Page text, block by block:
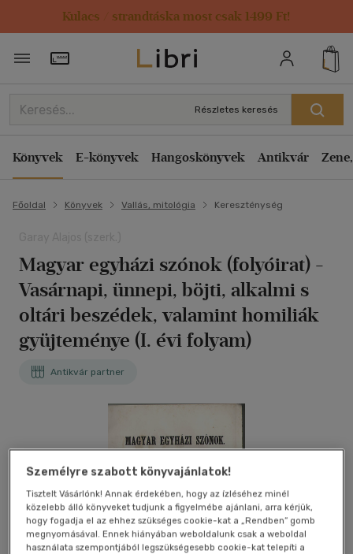
Kulacs / strandtáska most csak 1499 Ft!
Törzsvásárlói Kártya adatai
Részletes keresés
Könyvek E-könyvek Hangoskönyvek Antikvár
Főoldal Könyvek Vallás, mitológia Kereszténység
Magyar egyházi szónok (folyóirat) -
Vasárnapi, ünnepi, böjti, alkalmi s
oltári beszédek, valamint homiliák
gyüjteménye (I. évi folyam)
Antikvár partner
Személyre szabott könyvajánlatok!
Tisztelt Vásárlónk! Annak érdekében, hogy az ízléséhez minél
közelebb álló könyveket tudjunk a figyelmébe ajánlani, arra kérjük,
hogy fogadja el az ehhez szükséges cookie-kat a „Rendben” gomb
megnyomásával. Ennek hiányában weboldalunk csak a weboldal
használata szempontjából legszükségesebb cookie-kat telepíti a